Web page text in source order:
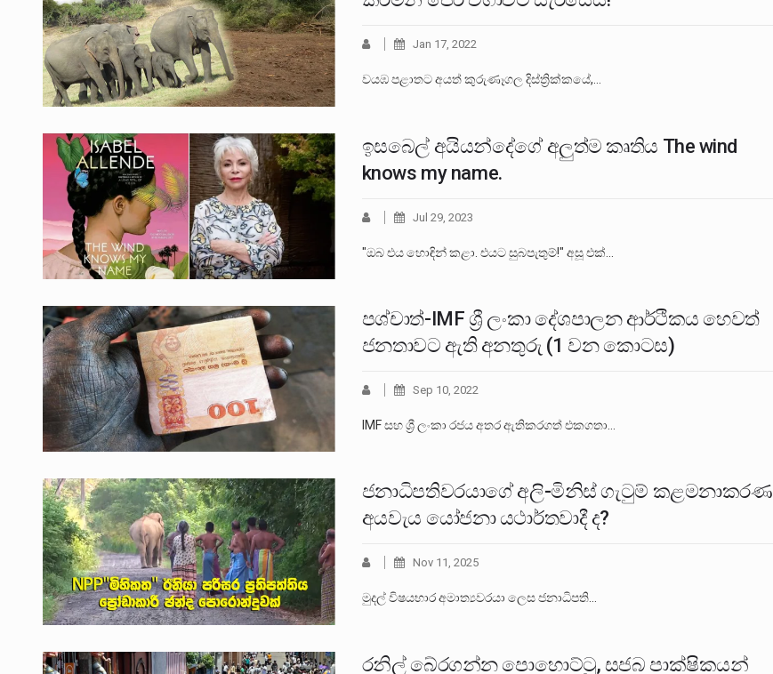
Jan 17, 2022
වයඹ පළාතට අයත් කුරුණෑගල දිස්ත්‍රික්කයේ,…
ඉසබෙල් අයියන්දේ‍ගේ අලුත්ම කෘතිය The wind
knows my name.
Jul 29, 2023
"ඔබ එය හොඳින් කළා. එයට සුබපැතුම්!" අසූ එක්…
පශ්චාත්-IMF ශ්‍රී ලංකා දේශපාලන ආර්ථිකය හෙවත්
ජනතාවට ඇති අනතුරු (1 වන කොටස)
Sep 10, 2022
IMF සහ ශ්‍රී ලංකා රජය අතර ඇතිකරගත් එකගතා…
ජනාධිපතිවරයාගේ අලි-මිනිස් ගැටුම් කළමනාකරණ
අයවැය යෝජනා යථාර්තවාදී ද?
Nov 11, 2025
මුදල් විෂයභාර අමාත්‍යවරයා ලෙස ජනාධිපති…
රනිල් බේරගන්න පොහොට්ටු, සජබ පාක්ෂිකයන්